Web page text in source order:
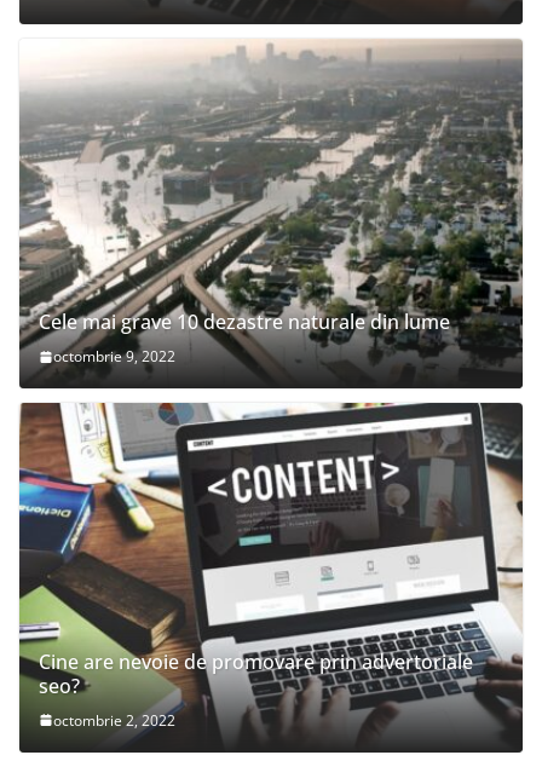
Cele mai grave 10 dezastre naturale din lume
octombrie 9, 2022
Cine are nevoie de promovare prin advertoriale
seo?
octombrie 2, 2022